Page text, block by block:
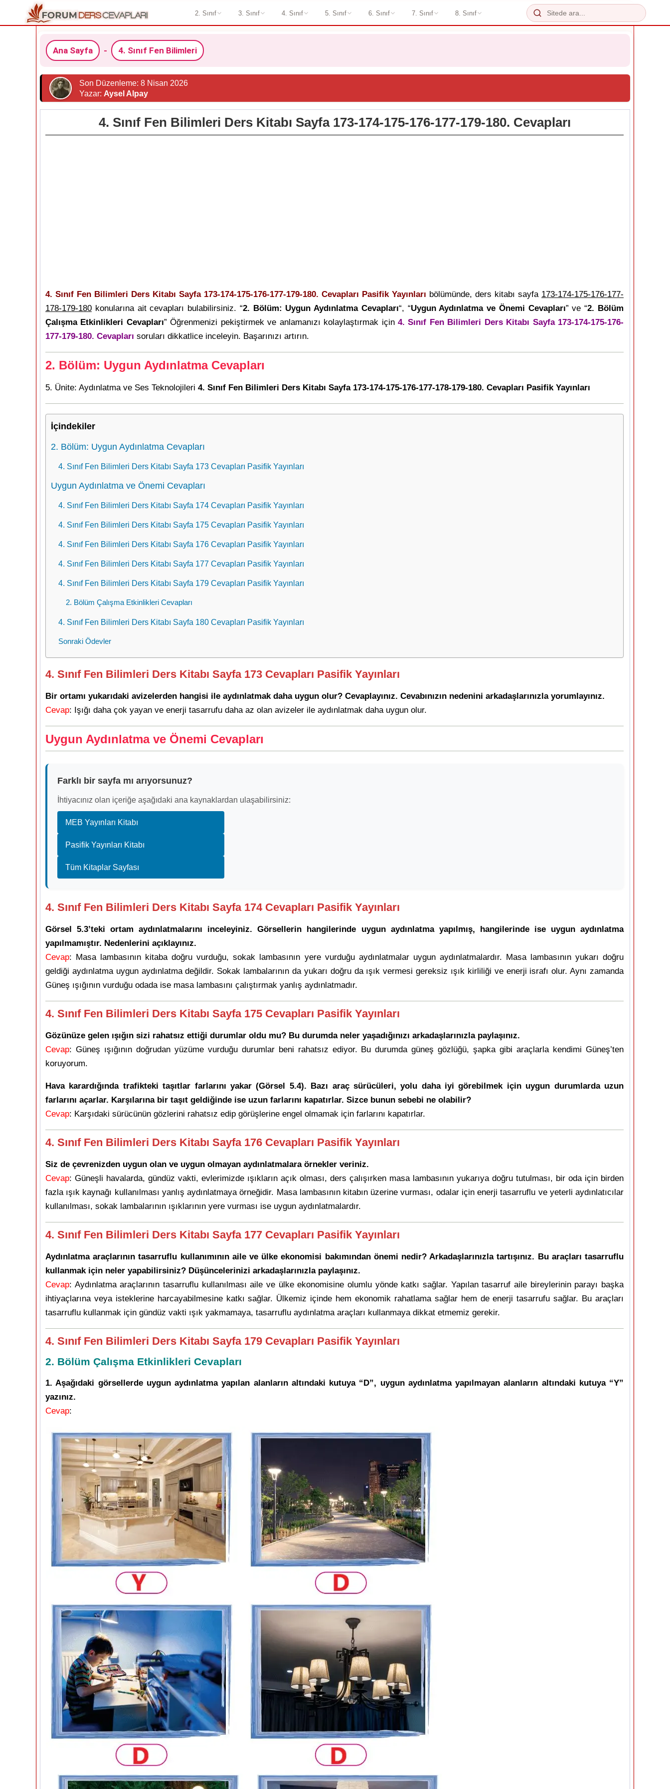
2. Sınıf 3. Sınıf 4. Sınıf 5. Sınıf 6. Sınıf 7. Sınıf 8. Sınıf
Ana Sayfa - 4. Sınıf Fen Bilimleri
Son Düzenleme: 8 Nisan 2026
Yazar: Aysel Alpay
4. Sınıf Fen Bilimleri Ders Kitabı Sayfa 173-174-175-176-177-179-180. Cevapları
4. Sınıf Fen Bilimleri Ders Kitabı Sayfa 173-174-175-176-177-179-180. Cevapları Pasifik Yayınları bölümünde, ders kitabı sayfa 173-174-175-176-177-
178-179-180 konularına ait cevapları bulabilirsiniz. “2. Bölüm: Uygun Aydınlatma Cevapları“, “Uygun Aydınlatma ve Önemi Cevapları” ve “2. Bölüm
Çalışma Etkinlikleri Cevapları” Öğrenmenizi pekiştirmek ve anlamanızı kolaylaştırmak için 4. Sınıf Fen Bilimleri Ders Kitabı Sayfa 173-174-175-176-
177-179-180. Cevapları soruları dikkatlice inceleyin. Başarınızı artırın.
2. Bölüm: Uygun Aydınlatma Cevapları
5. Ünite: Aydınlatma ve Ses Teknolojileri 4. Sınıf Fen Bilimleri Ders Kitabı Sayfa 173-174-175-176-177-178-179-180. Cevapları Pasifik Yayınları
İçindekiler
2. Bölüm: Uygun Aydınlatma Cevapları
4. Sınıf Fen Bilimleri Ders Kitabı Sayfa 173 Cevapları Pasifik Yayınları
Uygun Aydınlatma ve Önemi Cevapları
4. Sınıf Fen Bilimleri Ders Kitabı Sayfa 174 Cevapları Pasifik Yayınları
4. Sınıf Fen Bilimleri Ders Kitabı Sayfa 175 Cevapları Pasifik Yayınları
4. Sınıf Fen Bilimleri Ders Kitabı Sayfa 176 Cevapları Pasifik Yayınları
4. Sınıf Fen Bilimleri Ders Kitabı Sayfa 177 Cevapları Pasifik Yayınları
4. Sınıf Fen Bilimleri Ders Kitabı Sayfa 179 Cevapları Pasifik Yayınları
2. Bölüm Çalışma Etkinlikleri Cevapları
4. Sınıf Fen Bilimleri Ders Kitabı Sayfa 180 Cevapları Pasifik Yayınları
Sonraki Ödevler
4. Sınıf Fen Bilimleri Ders Kitabı Sayfa 173 Cevapları Pasifik Yayınları
Bir ortamı yukarıdaki avizelerden hangisi ile aydınlatmak daha uygun olur? Cevaplayınız. Cevabınızın nedenini arkadaşlarınızla yorumlayınız.
Cevap: Işığı daha çok yayan ve enerji tasarrufu daha az olan avizeler ile aydınlatmak daha uygun olur.
Uygun Aydınlatma ve Önemi Cevapları
Farklı bir sayfa mı arıyorsunuz?
İhtiyacınız olan içeriğe aşağıdaki ana kaynaklardan ulaşabilirsiniz:
MEB Yayınları Kitabı
Pasifik Yayınları Kitabı
Tüm Kitaplar Sayfası
4. Sınıf Fen Bilimleri Ders Kitabı Sayfa 174 Cevapları Pasifik Yayınları
Görsel 5.3’teki ortam aydınlatmalarını inceleyiniz. Görsellerin hangilerinde uygun aydınlatma yapılmış, hangilerinde ise uygun aydınlatma
yapılmamıştır. Nedenlerini açıklayınız.
Cevap: Masa lambasının kitaba doğru vurduğu, sokak lambasının yere vurduğu aydınlatmalar uygun aydınlatmalardır. Masa lambasının yukarı doğru
geldiği aydınlatma uygun aydınlatma değildir. Sokak lambalarının da yukarı doğru da ışık vermesi gereksiz ışık kirliliği ve enerji israfı olur. Aynı zamanda
Güneş ışığının vurduğu odada ise masa lambasını çalıştırmak yanlış aydınlatmadır.
4. Sınıf Fen Bilimleri Ders Kitabı Sayfa 175 Cevapları Pasifik Yayınları
Gözünüze gelen ışığın sizi rahatsız ettiği durumlar oldu mu? Bu durumda neler yaşadığınızı arkadaşlarınızla paylaşınız.
Cevap: Güneş ışığının doğrudan yüzüme vurduğu durumlar beni rahatsız ediyor. Bu durumda güneş gözlüğü, şapka gibi araçlarla kendimi Güneş’ten
koruyorum.
Hava karardığında trafikteki taşıtlar farlarını yakar (Görsel 5.4). Bazı araç sürücüleri, yolu daha iyi görebilmek için uygun durumlarda uzun
farlarını açarlar. Karşılarına bir taşıt geldiğinde ise uzun farlarını kapatırlar. Sizce bunun sebebi ne olabilir?
Cevap: Karşıdaki sürücünün gözlerini rahatsız edip görüşlerine engel olmamak için farlarını kapatırlar.
4. Sınıf Fen Bilimleri Ders Kitabı Sayfa 176 Cevapları Pasifik Yayınları
Siz de çevrenizden uygun olan ve uygun olmayan aydınlatmalara örnekler veriniz.
Cevap: Güneşli havalarda, gündüz vakti, evlerimizde ışıkların açık olması, ders çalışırken masa lambasının yukarıya doğru tutulması, bir oda için birden
fazla ışık kaynağı kullanılması yanlış aydınlatmaya örneğidir. Masa lambasının kitabın üzerine vurması, odalar için enerji tasarruflu ve yeterli aydınlatıcılar
kullanılması, sokak lambalarının ışıklarının yere vurması ise uygun aydınlatmalardır.
4. Sınıf Fen Bilimleri Ders Kitabı Sayfa 177 Cevapları Pasifik Yayınları
Aydınlatma araçlarının tasarruflu kullanımının aile ve ülke ekonomisi bakımından önemi nedir? Arkadaşlarınızla tartışınız. Bu araçları tasarruflu
kullanmak için neler yapabilirsiniz? Düşüncelerinizi arkadaşlarınızla paylaşınız.
Cevap: Aydınlatma araçlarının tasarruflu kullanılması aile ve ülke ekonomisine olumlu yönde katkı sağlar. Yapılan tasarruf aile bireylerinin parayı başka
ihtiyaçlarına veya isteklerine harcayabilmesine katkı sağlar. Ülkemiz içinde hem ekonomik rahatlama sağlar hem de enerji tasarrufu sağlar. Bu araçları
tasarruflu kullanmak için gündüz vakti ışık yakmamaya, tasarruflu aydınlatma araçları kullanmaya dikkat etmemiz gerekir.
4. Sınıf Fen Bilimleri Ders Kitabı Sayfa 179 Cevapları Pasifik Yayınları
2. Bölüm Çalışma Etkinlikleri Cevapları
1. Aşağıdaki görsellerde uygun aydınlatma yapılan alanların altındaki kutuya “D”, uygun aydınlatma yapılmayan alanların altındaki kutuya “Y”
yazınız.
Cevap: